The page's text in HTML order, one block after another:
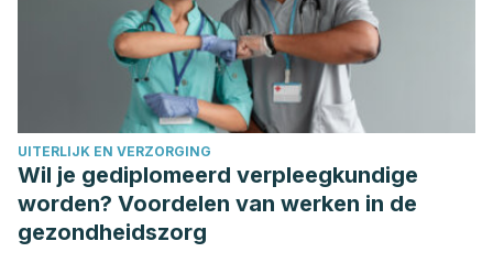
Siddiqui, R. A., Shaikh, S. R., Sech, L. A., Yount, H. R.,
Stillwell, W., & Zaloga, G. P.(2004). Omega 3-fatty acids:
health benefits and cellular mechanisms of action.
reviews in medicinal chemistry
4(8), 859-871.
https://www.ingentaconnect.com/content/ben/mrmc/2004/
ALCALDE, M. T.(2006). Cuidados del cabello.
25 (11).
https://pdfs.semanticscholar.org/7341/
UITERLIJK EN VERZORGING
Wil je gediplomeerd verpleegkundige
worden? Voordelen van werken in de
gezondheidszorg